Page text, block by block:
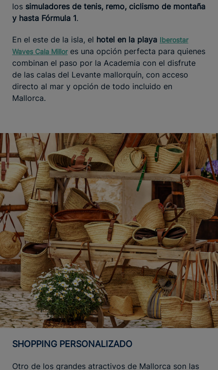
los simuladores de tenis, remo, ciclismo de montaña
y hasta Fórmula 1.
En el este de la isla, el hotel en la playa Iberostar
Waves Cala Millores una opción perfecta para quienes
combinan el paso por la Academia con el disfrute
de las calas del Levante mallorquín, con acceso
directo al mar y opción de todo incluido en
Mallorca.
SHOPPING PERSONALIZADO
Otro de los grandes atractivos de Mallorca son las